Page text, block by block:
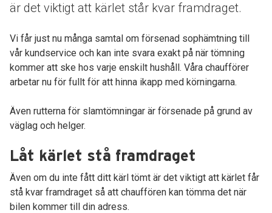
är det viktigt att kärlet står kvar framdraget.
Vi får just nu många samtal om försenad sophämtning till
vår kundservice och kan inte svara exakt på när tömning
kommer att ske hos varje enskilt hushåll. Våra chaufförer
arbetar nu för fullt för att hinna ikapp med körningarna.
Även rutterna för slamtömningar är försenade på grund av
väglag och helger.
Låt kärlet stå framdraget
Även om du inte fått ditt kärl tömt är det viktigt att kärlet får
stå kvar framdraget så att chauffören kan tömma det när
bilen kommer till din adress.